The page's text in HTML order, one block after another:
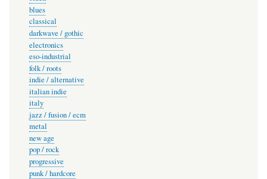
blues
classical
darkwave / gothic
electronics
eso-industrial
folk / roots
indie / alternative
italian indie
italy
jazz / fusion / ecm
metal
new age
pop / rock
progressive
punk / hardcore